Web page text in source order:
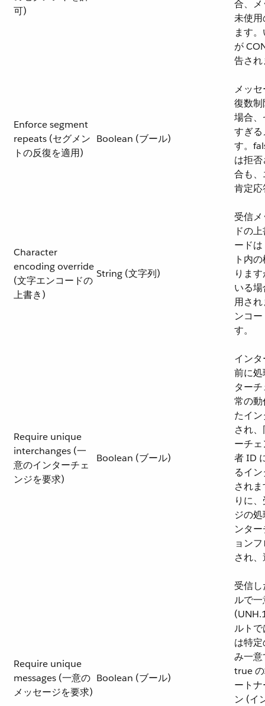
可)
合、
未使
ます
が
告さ
Enforce segment
repeats (セグメン
トの反復を適用)
Boolean (ブール)
メッ
復数
場合
すぎ
す。
は拒
合も、
肯定
Character
encoding override
(文字エンコードの
上書き)
String (文字列)
受信
ドの
ード
ト内
りま
いる
用さ
ンコ
す。
Require unique
interchanges (一
意のインターチェ
ンジを要求)
Boolean (ブール)
イン
前に
ター
常の
たイ
され
ーチ
者 ID
るイ
され
りに
ジの
ンタ
ョン
され
Require unique
messages (一意の
メッセージを要求)
Boolean (ブール)
受信
ルで
ルト
は特
み一
true
ート
ン (イ